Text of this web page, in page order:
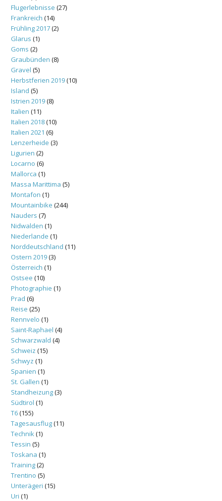
Flugerlebnisse (27)
Frankreich (14)
Frühling 2017(2)
Glarus (1)
Goms (2)
Graubünden (8)
Gravel (5)
Herbstferien 2019(10)
Island (5)
Istrien 2019(8)
Italien (11)
Italien 2018(10)
Italien 2021 (6)
Lenzerheide (3)
Ligurien (2)
Locarno (6)
Mallorca (1)
Massa Marittima (5)
Montafon (1)
Mountainbike (244)
Nauders (7)
Nidwalden (1)
Niederlande (1)
Norddeutschland (11)
Ostern 2019(3)
Österreich (1)
Ostsee (10)
Photographie (1)
Prad (6)
Reise (25)
Rennvelo (1)
Saint-Raphael (4)
Schwarzwald (4)
Schweiz (15)
Schwyz (1)
Spanien (1)
St. Gallen (1)
Standheizung(3)
Südtirol (1)
T6(155)
Tagesausflug(11)
Technik (1)
Tessin (5)
Toskana (1)
Training(2)
Trentino (5)
Unterägeri (15)
Uri (1)